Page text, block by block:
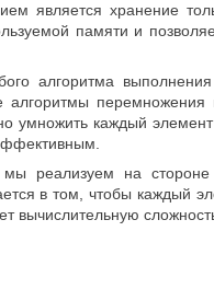
является хранение
памяти и
алгоритма
перемножения
каждый
мы реализуем на
в том, чтобы каждый
вычислительную